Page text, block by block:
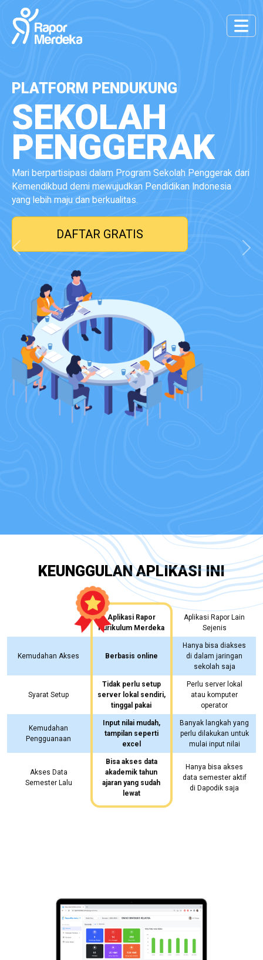
PENDUKUNG
berpartisipasi dalam Program Sekolah Penggerak dari
demi mewujudkan Pendidikan Indonesia
lebih maju dan berkualitas.
DAFTAR GRATIS
Previous Next
KEUNGGULAN APLIKASI INI
Aplikasi Rapor
Kurikulum Merdeka
Aplikasi Rapor Lain
Sejenis
Kemudahan Akses Berbasis online
Hanya bisa diakses
di dalam jaringan
sekolah saja
Syarat Setup
Tidak perlu setup
server lokal sendiri,
tinggal pakai
Perlu server lokal
atau komputer
operator
Kemudahan
Pengguanaan
Input nilai mudah,
tampilan seperti
excel
Banyak langkah yang
perlu dilakukan untuk
mulai input nilai
Akses Data
Semester Lalu
Bisa akses data
akademik tahun
ajaran yang sudah
lewat
Hanya bisa akses
data semester aktif
di Dapodik saja